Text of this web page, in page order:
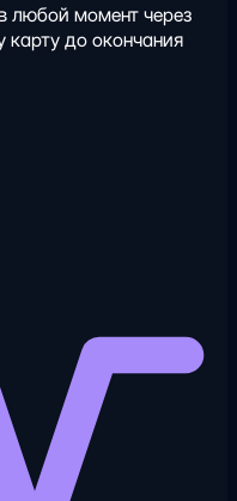
любой момент через
карту до окончания